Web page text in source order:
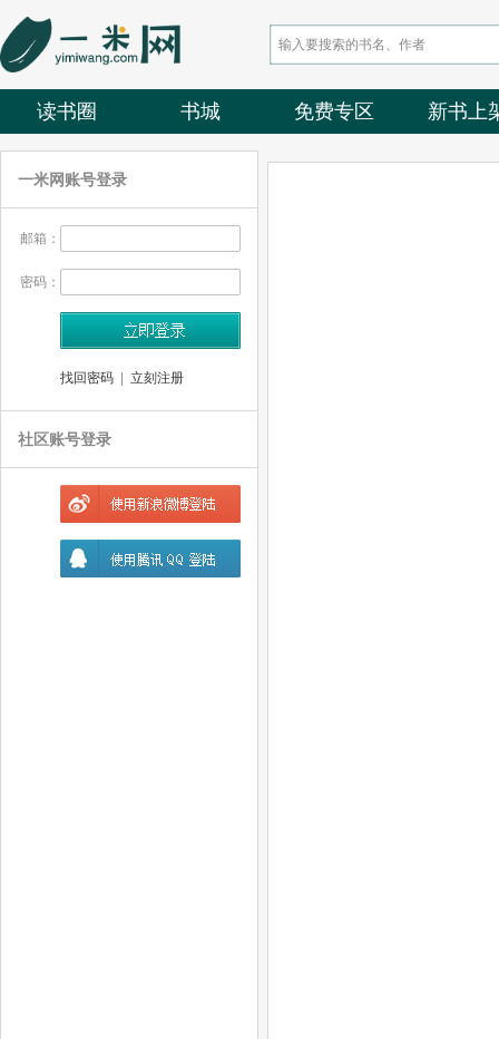
读书圈 书城 免费专区 新书上
一米网账号登录
邮箱：
密码：
找回密码 立刻注册
社区账号登录